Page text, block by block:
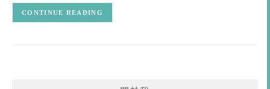
CONTINUE READING